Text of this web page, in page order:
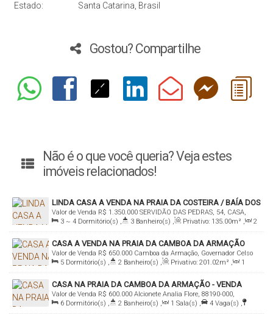
Estado: Santa Catarina, Brasil
Gostou? Compartilhe
Não é o que você queria? Veja estes
imóveis relacionados!
LINDA CASA A VENDA NA PRAIA DA COSTEIRA / BAÍA DOS
GOLFINHOS R$ 1.350.000
Valor de Venda
SERVIDÃO DAS PEDRAS, 54, CASA,
88190-000, Costeira da Armação, Governador Celso Ramos, Santa
Catarina, Brasil
3 ~ 4 Dormitório(s) , 3 Banheiro(s) , Privativo: 135.00m² ,
2
Sala(s) , 1 Suíte(s) , Total: 135.00m² , 4 Vaga(s) ,
100m
Distância do Mar , Útil: 135.00m² , Terreno: 300.00m²
CASA A VENDA NA PRAIA DA CAMBOA DA ARMAÇÃO
R$ 650.000
Valor de Venda
Camboa da Armação, Governador Celso
Ramos, Santa Catarina, Brasil
5 Dormitório(s) , 2 Banheiro(s) , Privativo: 201 .02m² ,
1
Sala(s) , Total: 201.02m² , 2 ~ 4 Vaga(s) , 350mDistância do
Mar , Útil: 201.02 m² Terreno: 360.01m² , Fundos: 12 .26m
Frente: 12.54m , Lado Direito: 30.59m , Lado Esquerdo: 29
CASA NA PRAIA DA CAMBOA DA ARMAÇÃO - VENDA
R$ 600.000
Valor de Venda
Alcionete Analia Flore, 88190-000,
Camboa da Armação, Governador Celso Ramos, Santa Catarina,
6 Dormitório(s) , 2 Banheiro(s) , 1 Sala(s) , 4 Vaga(s) ,